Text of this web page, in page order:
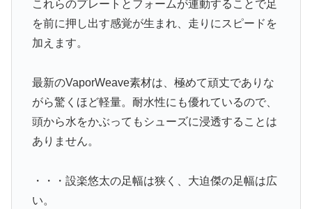
これらのプレートとフォームが連動することで足
を前に押し出す感覚が生まれ、走りにスピードを
加えます。
最新のVaporWeave素材は、極めて頑丈でありな
がら驚くほど軽量。耐水性にも優れているので、
頭から水をかぶってもシューズに浸透することは
ありません。
・・・設楽悠太の足幅は狭く、大迫傑の足幅は広
い。